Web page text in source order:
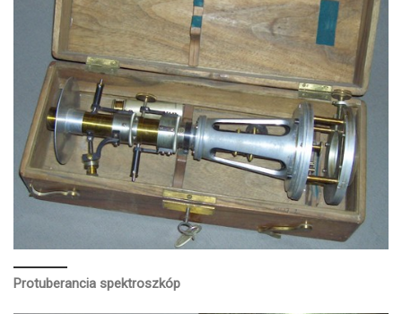
Protuberancia spektroszkóp